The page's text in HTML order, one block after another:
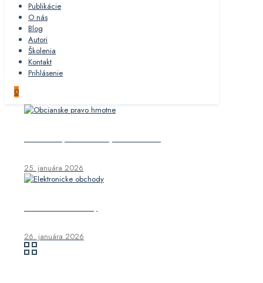
Publikácie
O nás
Blog
Autori
Školenia
Kontakt
Prihlásenie
0
25. januára 2026
26. januára 2026